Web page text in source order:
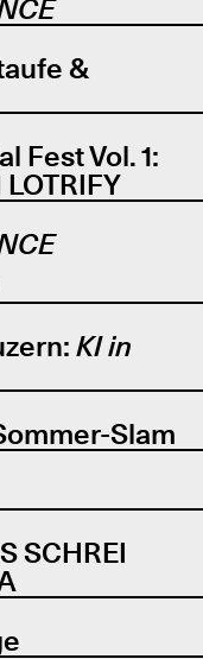
&
Fest Vol. 1:
LOTRIFY
KI in
Slam
SCHREI